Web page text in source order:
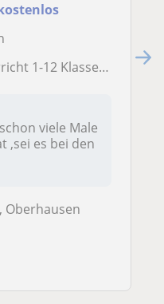
mit viel Spaß und Spielen
viele Male
,sei es bei den
Oberhausen